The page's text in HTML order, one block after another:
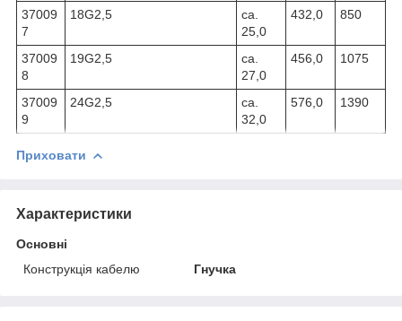
37009
7
18G2,5
ca.
25,0
432,0 850
37009
8
19G2,5
ca.
27,0
456,0 1075
37009
9
24G2,5
ca.
32,0
576,0 1390
Приховати
Характеристики
Основні
Конструкція кабелю
Гнучка